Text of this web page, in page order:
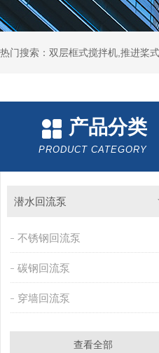
热门搜索：双层框式搅拌机,推进桨
产品分类
PRODUCT CATEGORY
潜水回流泵
不锈钢回流泵
碳钢回流泵
穿墙回流泵
查看全部